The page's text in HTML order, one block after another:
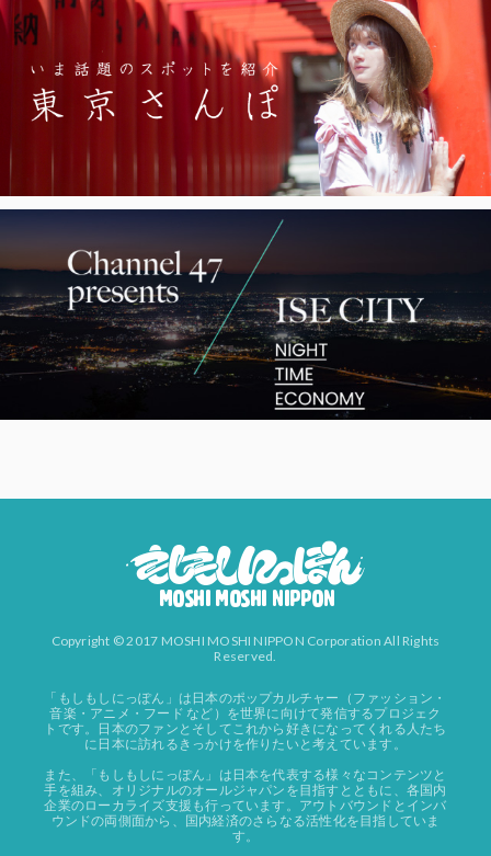
Copyright © 2017 MOSHI MOSHI NIPPON Corporation All Rights
Reserved.
「もしもしにっぽん」は日本のポップカルチャー（ファッション・
音楽・アニメ・フード など）を世界に向けて発信するプロジェク
トです。日本のファンとそしてこれから好きになってくれる人たち
に日本に訪れるきっかけを作りたいと考えています。
また、「もしもしにっぽん」は日本を代表する様々なコンテンツと
手を組み、オリジナルのオールジャパンを目指すとともに、各国内
企業のローカライズ支援も行っています。アウトバウンドとインバ
ウンドの両側面から、国内経済のさらなる活性化を目指していま
す。